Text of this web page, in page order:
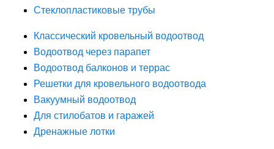
Стеклопластиковые трубы
Классический кровельный водоотвод
Водоотвод через парапет
Водоотвод балконов и террас
Решетки для кровельного водоотвода
Вакуумный водоотвод
Для стилобатов и гаражей
Дренажные лотки